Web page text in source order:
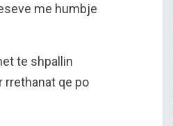
me humbje
te shpallin
rrethanat qe po